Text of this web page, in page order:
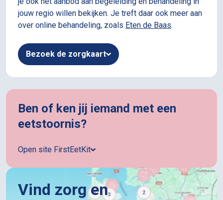
jouw regio willen bekijken. Je treft daar ook meer aan
over online behandeling, zoals Eten de Baas.
Bezoek de zorgkaart
Ben of ken jij iemand met een
eetstoornis?
Open site FirstEetKit
Vind zorg en